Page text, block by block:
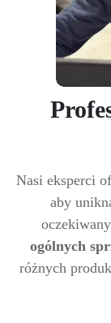
Nasi eksperci
aby
ogólnych
różnych